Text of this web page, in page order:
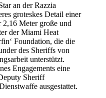
an der Razzia
groteskes Detail einer
2,16 Meter große und
der Miami Heat
Foundation, die die
des Sheriffs von
unterstützt.
Engagements eine
Sheriff
ausgestattet.